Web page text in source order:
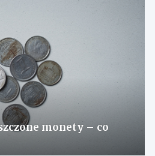
monety – co